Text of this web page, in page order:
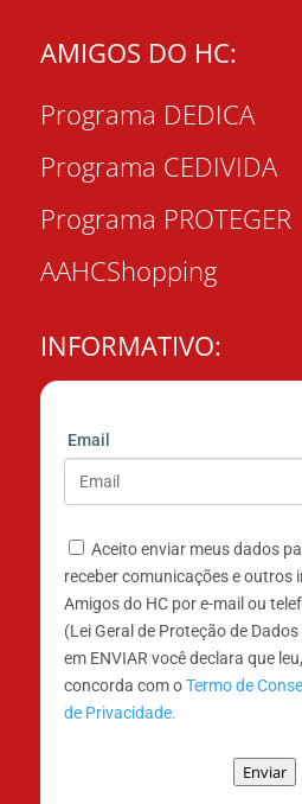
AMIGOS DO HC:
Programa DEDICA
Programa CEDIVIDA
Programa PROTEGER
AAHCShopping
INFORMATIVO:
Email
Aceito enviar meus dados
receber comunicações e outros
Amigos do HC por e-mail ou
(Lei Geral de Proteção de
em ENVIAR você declara que
concorda com oTermo de
de Privacidade.
Enviar